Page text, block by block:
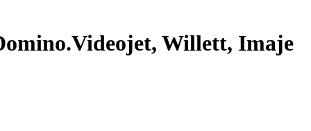
Willett, Imaje